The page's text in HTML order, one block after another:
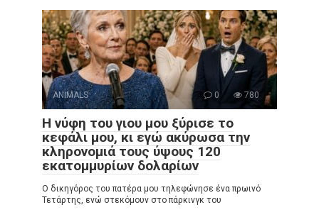
ANIMALS 0 780
Η νύφη του γιου μου ξύρισε το
κεφάλι μου, κι εγώ ακύρωσα την
κληρονομιά τους ύψους 120
εκατομμυρίων δολαρίων
Ο δικηγόρος του πατέρα μου τηλεφώνησε ένα πρωινό
Τετάρτης, ενώ στεκόμουν στο πάρκινγκ του